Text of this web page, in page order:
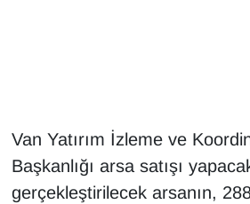
Van Yatırım İzleme ve
Başkanlığı arsa satışı
gerçekleştirilecek arsanın,
HABERDE İNSAN
İngilizce